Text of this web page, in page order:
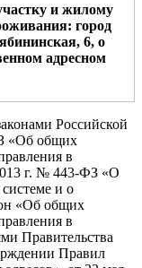
и жилому
: город
, 6, о
адресном
Российской
«Об общих
в
г. № 443-ФЗ «О
и о
«Об общих
в
Правительства
Правил